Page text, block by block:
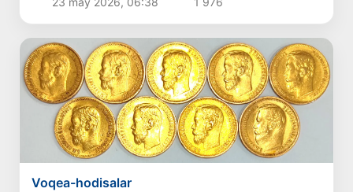
Voqea-hodisalar